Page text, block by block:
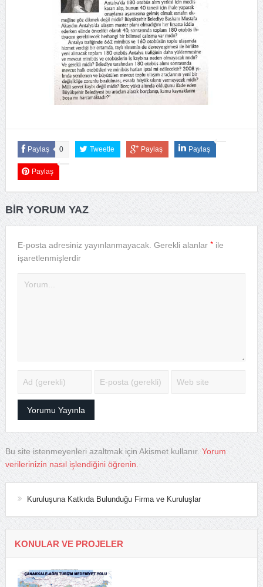
Paylaş 0 Tweetle Paylaş Paylaş
Paylaş
BIR YORUM YAZ
E-posta adresiniz yayınlanmayacak. Gerekli alanlar *ile
işaretlenmişlerdir
Bu site istenmeyenleri azaltmak için Akismet kullanır. Yorum
verilerinizin nasıl işlendiğini öğrenin.
Kuruluşuna Katkıda Bulunduğu Firma ve Kuruluşlar
KONULAR VE PROJELER